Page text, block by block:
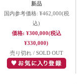
新品
国内参考価格: ¥462,000(税
込)
価格: ¥300,000(税込
¥330,000)
売り切れ / SOLD OUT